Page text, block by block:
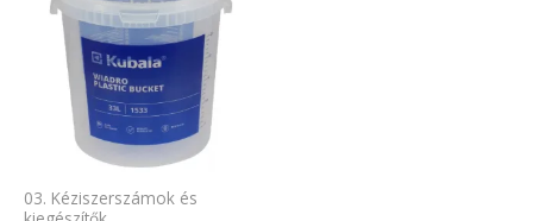
03. Kéziszerszámok és